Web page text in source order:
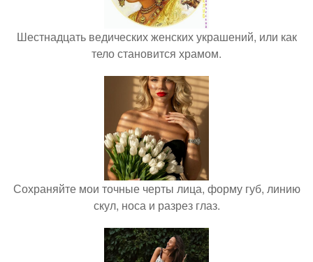
Шестнадцать ведических женских украшений, или как
тело становится храмом.
Сохраняйте мои точные черты лица, форму губ, линию
скул, носа и разрез глаз.